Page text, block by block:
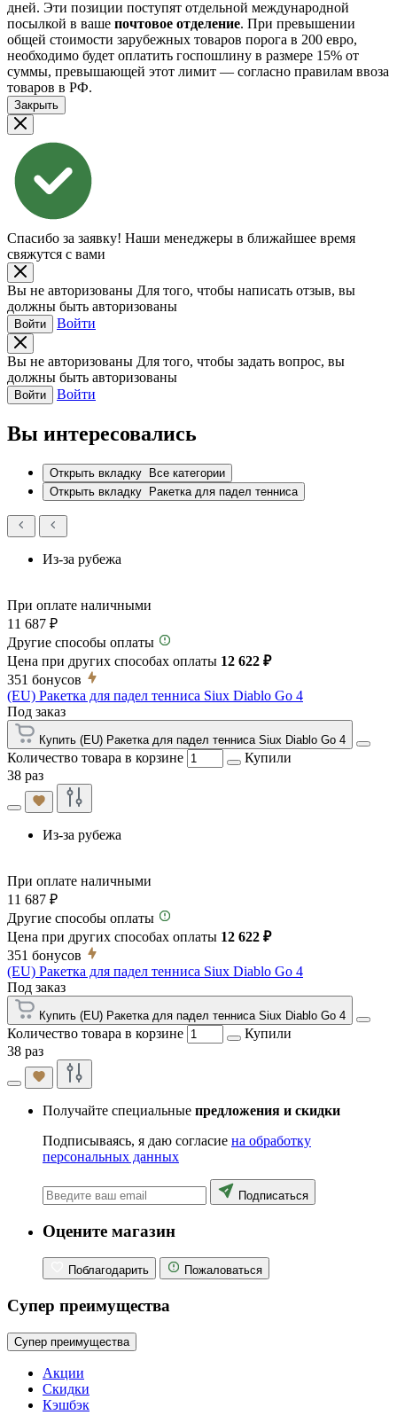
дней. Эти позиции поступят отдельной международной
посылкой в ваше почтовое отделение. При превышении
общей стоимости зарубежных товаров порога в 200 евро,
необходимо будет оплатить госпошлину в размере 15% от
суммы, превышающей этот лимит — согласно правилам ввоза
товаров в РФ.
Закрыть
Спасибо за заявку! Наши менеджеры в ближайшее время
свяжутся с вами
Вы не авторизованы Для того, чтобы написать отзыв, вы
должны быть авторизованы
Войти Войти
Вы не авторизованы Для того, чтобы задать вопрос, вы
должны быть авторизованы
Войти Войти
Вы интересовались
Открыть вкладку
Все категории
Открыть вкладку
Ракетка для падел тенниса
Из-за рубежа
При оплате наличными
11 687 ₽
Другие способы оплаты
Цена при других способах оплаты 12 622 ₽
351 бонусов
(EU) Ракетка для падел тенниса Siux Diablo Go 4
Под заказ
Купить (EU) Ракетка для падел тенниса Siux Diablo Go 4
Количество товара в корзине
Купили
38 раз
Из-за рубежа
При оплате наличными
11 687 ₽
Другие способы оплаты
Цена при других способах оплаты 12 622 ₽
351 бонусов
(EU) Ракетка для падел тенниса Siux Diablo Go 4
Под заказ
Купить (EU) Ракетка для падел тенниса Siux Diablo Go 4
Количество товара в корзине
Купили
38 раз
Получайте специальные предложения и скидки
Подписываясь, я даю согласие на обработку
персональных данных
Подписаться
Оцените магазин
Поблагодарить Пожаловаться
Супер преимущества
Супер преимущества
Акции
Скидки
Кэшбэк